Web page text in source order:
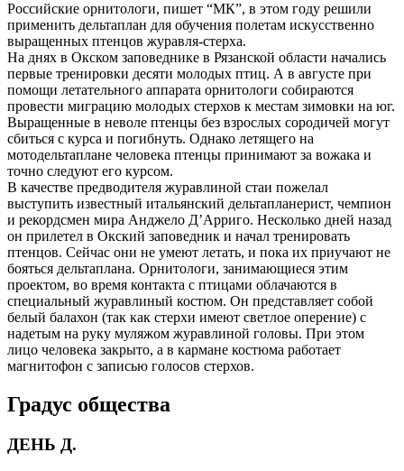
Российские орнитологи, пишет “МК”, в этом году решили
применить дельтаплан для обучения полетам искусственно
выращенных птенцов журавля-стерха.
На днях в Окском заповеднике в Рязанской области начались
первые тренировки десяти молодых птиц. А в августе при
помощи летательного аппарата орнитологи собираются
провести миграцию молодых стерхов к местам зимовки на юг.
Выращенные в неволе птенцы без взрослых сородичей могут
сбиться с курса и погибнуть. Однако летящего на
мотодельтаплане человека птенцы принимают за вожака и
точно следуют его курсом.
В качестве предводителя журавлиной стаи пожелал
выступить известный итальянский дельтапланерист, чемпион
и рекордсмен мира Анджело Д’Арриго. Несколько дней назад
он прилетел в Окский заповедник и начал тренировать
птенцов. Сейчас они не умеют летать, и пока их приучают не
бояться дельтаплана. Орнитологи, занимающиеся этим
проектом, во время контакта с птицами облачаются в
специальный журавлиный костюм. Он представляет собой
белый балахон (так как стерхи имеют светлое оперение) с
надетым на руку муляжом журавлиной головы. При этом
лицо человека закрыто, а в кармане костюма работает
магнитофон с записью голосов стерхов.
Градус общества
ДЕНЬ Д.